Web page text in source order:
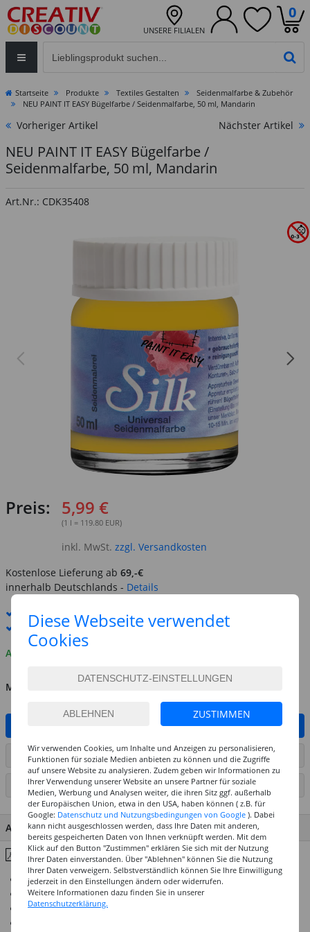
UNSERE FILIALEN
0
Startseite Produkte Textiles Gestalten
Seidenmalfarbe & Zubehör
NEU PAINT IT EASY Bügelfarbe / Seidenmalfarbe, 50 ml, Mandarin
Vorheriger Artikel Nächster Artikel
NEU PAINT IT EASY Bügelfarbe /
Seidenmalfarbe, 50 ml, Mandarin
Art.Nr.: CDK35408
Preis: 5,99 €
(1 l = 119.80 EUR)
inkl. MwSt. zzgl. Versandkosten
Kostenlose Lieferung ab 69,-€
innerhalb Deutschlands - Details
Standard-Lieferung
10. - 11. August
Premium-Lieferung verfügbar
Auf Lager
MENGE
IN DEN WARENKORB
ARTIKEL AUF WUNSCHLISTE SETZEN
SEITE DRUCKEN
ARTIKEL MERKMALE & DETAILS
Inhaltsstoffe & Hinweise
Bügel-, mikrowellen- oder dampffixierbar
Hohe Leuchtkraft und Farbintensität
Waschecht bis 60°C
Diese Webseite verwendet
Cookies
ZUSTIMMEN
Wir verwenden Cookies, um Inhalte und Anzeigen zu personalisieren,
Funktionen für soziale Medien anbieten zu können und die Zugriffe
auf unsere Website zu analysieren. Zudem geben wir Informationen zu
Ihrer Verwendung unserer Website an unsere Partner für soziale
Medien, Werbung und Analysen weiter, die ihren Sitz ggf. außerhalb
der Europäischen Union, etwa in den USA, haben können ( z.B. für
Google: Datenschutz und Nutzungsbedingungen von Google ). Dabei
kann nicht ausgeschlossen werden, dass Ihre Daten mit anderen,
bereits gespeicherten Daten von Ihnen verknüpft werden. Mit dem
Klick auf den Button "Zustimmen" erklären Sie sich mit der Nutzung
Ihrer Daten einverstanden. Über "Ablehnen" können Sie die Nutzung
Ihrer Daten verweigern. Selbstverständlich können Sie Ihre Einwilligung
jederzeit in den Einstellungen ändern oder widerrufen.
Weitere Informationen dazu finden Sie in unserer
Datenschutzerklärung.